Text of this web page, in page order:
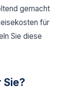
gemacht
für
Sie diese
Sie?